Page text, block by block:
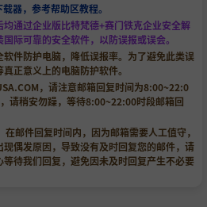
器，参考帮助区教程。
通过企业版比特梵德+赛门铁克企业安全解
际可靠的安全软件，以防误报或误会。
件防护电脑，降低误报率。为了避免此类误
正意义上的电脑防护软件。
，请注意邮箱回复时间为8:00~22:0
请稍安勿躁，等待8:00~22:00时段邮箱回
邮件回复时间内，因为邮箱需要人工值守，
偶发原因，导致没有及时回复您的邮件，请
待我们回复，避免因未及时回复产生不必要